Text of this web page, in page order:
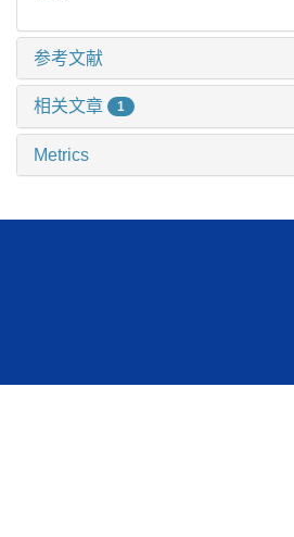
参考文献
相关文章 1
Metrics